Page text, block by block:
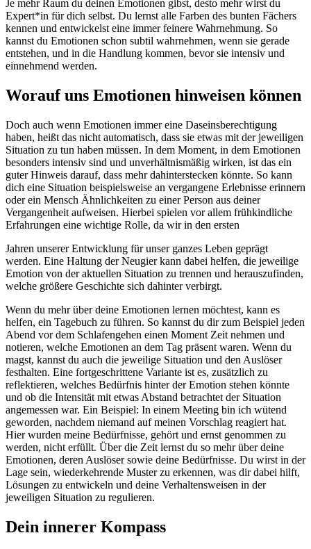
Je mehr Raum du deinen Emotionen gibst, desto mehr wirst du
Expert*in für dich selbst. Du lernst alle Farben des bunten Fächers
kennen und entwickelst eine immer feinere Wahrnehmung. So
kannst du Emotionen schon subtil wahrnehmen, wenn sie gerade
entstehen, und in die Handlung kommen, bevor sie intensiv und
einnehmend werden.
Worauf uns Emotionen hinweisen können
Doch auch wenn Emotionen immer eine Daseinsberechtigung
haben, heißt das nicht automatisch, dass sie etwas mit der jeweiligen
Situation zu tun haben müssen. In dem Moment, in dem Emotionen
besonders intensiv sind und unverhältnismäßig wirken, ist das ein
guter Hinweis darauf, dass mehr dahinterstecken könnte. So kann
dich eine Situation beispielsweise an vergangene Erlebnisse erinnern
oder ein Mensch Ähnlichkeiten zu einer Person aus deiner
Vergangenheit aufweisen. Hierbei spielen vor allem frühkindliche
Erfahrungen eine wichtige Rolle, da wir in den ersten
Jahren unserer Entwicklung für unser ganzes Leben geprägt
werden. Eine Haltung der Neugier kann dabei helfen, die jeweilige
Emotion von der aktuellen Situation zu trennen und herauszufinden,
welche größere Geschichte sich dahinter verbirgt.
Wenn du mehr über deine Emotionen lernen möchtest, kann es
helfen, ein Tagebuch zu führen. So kannst du dir zum Beispiel jeden
Abend vor dem Schlafengehen einen Moment Zeit nehmen und
notieren, welche Emotionen an dem Tag präsent waren. Wenn du
magst, kannst du auch die jeweilige Situation und den Auslöser
festhalten. Eine fortgeschrittene Variante ist es, zusätzlich zu
reflektieren, welches Bedürfnis hinter der Emotion stehen könnte
und ob die Intensität mit etwas Abstand betrachtet der Situation
angemessen war. Ein Beispiel: In einem Meeting bin ich wütend
geworden, nachdem niemand auf meinen Vorschlag reagiert hat.
Hier wurden meine Bedürfnisse, gehört und ernst genommen zu
werden, nicht erfüllt. Über die Zeit lernst du so mehr über deine
Emotionen, deren Auslöser sowie deine Bedürfnisse. Du wirst in der
Lage sein, wiederkehrende Muster zu erkennen, was dir dabei hilft,
Lösungen zu entwickeln und deine Verhaltensweisen in der
jeweiligen Situation zu regulieren.
Dein innerer Kompass